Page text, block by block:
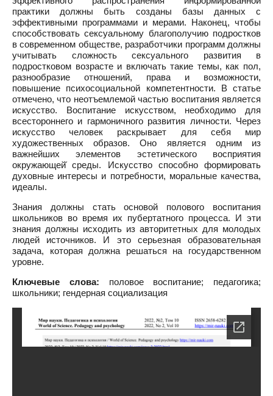
практики должны быть созданы базы данных с
эффективными программами и мерами. Наконец, чтобы
способствовать сексуальному благополучию подростков
в современном обществе, разработчики программ должны
учитывать сложность сексуального развития в
подростковом возрасте и включать такие темы, как пол,
разнообразие отношений, права и возможности,
повышение психосоциальной компетентности. В статье
отмечено, что неотъемлемой частью воспитания является
искусство. Воспитание искусством, необходимо для
всестороннего и гармоничного развития личности. Через
искусство человек раскрывает для себя мир
художественных образов. Оно является одним из
важнейших элементов эстетического восприятия
окружающей̆ среды. Искусство способно формировать
духовные интересы и потребности, моральные качества,
идеалы.
Знания должны стать основой полового воспитания
школьников во время их пубертатного процесса. И эти
знания должны исходить из авторитетных для молодых
людей источников. И это серьезная образовательная
задача, которая должна решаться на государственном
уровне.
Ключевые слова: половое воспитание; педагогика;
школьники; гендерная социализация